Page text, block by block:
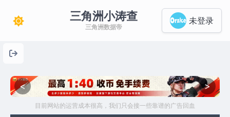
三角洲小涛查
三角洲数据帝
未登录
< >
目前网站的运营成本很高，我们只会接一些靠谱的广告回血